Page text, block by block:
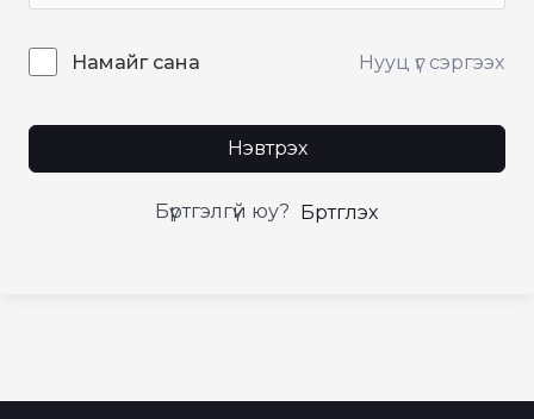
Намайг сана Нууц үг сэргээх
Нэвтрэх
Бүртгэлгүй юу? Бүртгүүлэх